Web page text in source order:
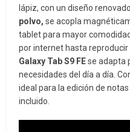
lápiz, con un diseño
polvo, se acopla
tablet para mayor
por internet hasta
Galaxy Tab S9 FEse adapta
necesidades del día a día.
ideal para la edición de
incluido.